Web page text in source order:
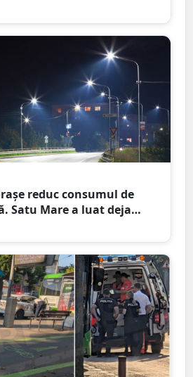
reduc consumul de
Satu Mare a luat deja
au venit ceilalți